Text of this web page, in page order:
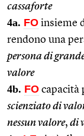
cassaforte
4a. FO insieme
rendono una
persona di
valore
4b. FO capacità
scienziato di
nessun valore, di